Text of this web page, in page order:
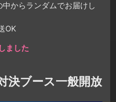
からランダムでお届けし
OK
ました
決ブース一般開放